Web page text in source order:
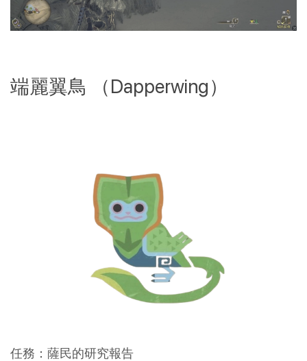
端麗翼鳥 （Dapperwing）
任務：薩民的研究報告